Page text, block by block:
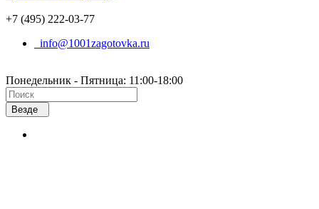
+7 (495) 222-03-77
info@1001zagotovka.ru
Понедельник - Пятница: 11:00-18:00
Везде